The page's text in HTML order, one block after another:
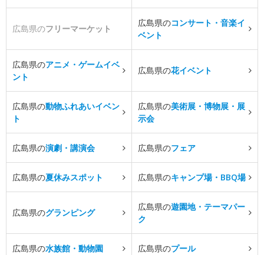
広島県のフリーマーケット
広島県のコンサート・音楽イ
ベント
広島県のアニメ・ゲームイベ
ント
広島県の花イベント
広島県の動物ふれあいイベン
ト
広島県の美術展・博物展・展
示会
広島県の演劇・講演会 広島県のフェア
広島県の夏休みスポット 広島県のキャンプ場・BBQ場
広島県のグランピング
広島県の遊園地・テーマパー
ク
広島県の水族館・動物園 広島県のプール